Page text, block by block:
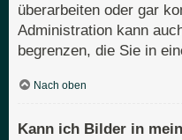
überarbeiten oder gar
Administration kann
begrenzen, die Sie in
Nach oben
Kann ich Bilder in